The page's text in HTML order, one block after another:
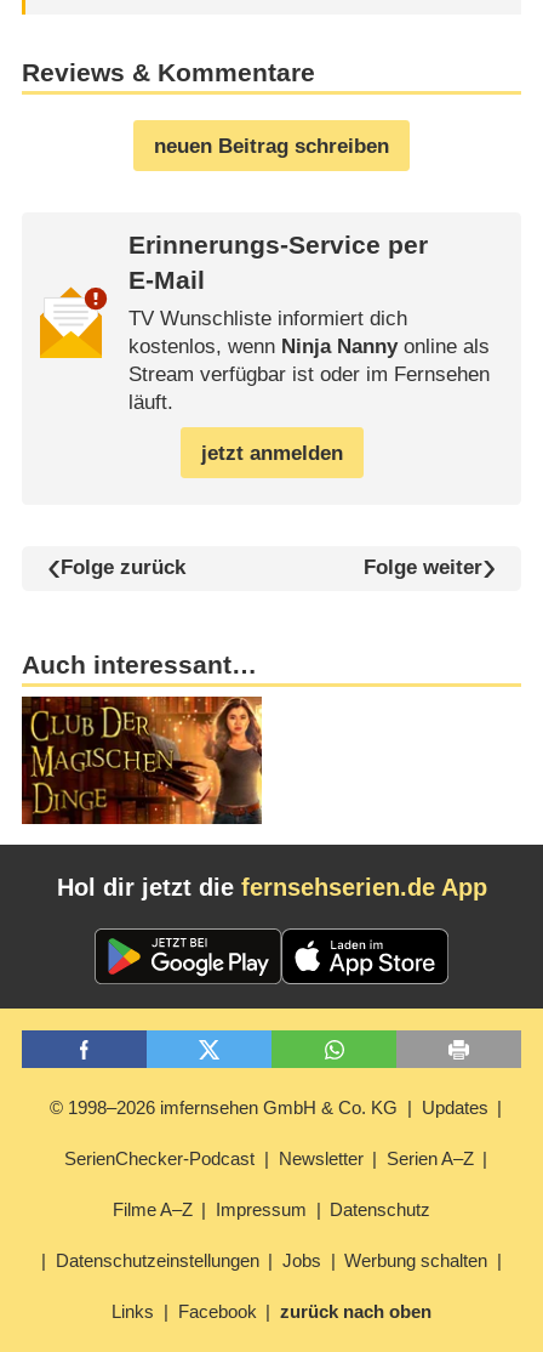
Reviews & Kommentare
neuen Beitrag schreiben
Erinnerungs-Service per
E-Mail
TV Wunschliste informiert dich
kostenlos, wenn Ninja Nannyonline als
Stream verfügbar ist oder im Fernsehen
läuft.
jetzt anmelden
Folge zurück Folge weiter
Auch interessant…
Hol dir jetzt die fernsehserien.de App
© 1998–2026 imfernsehen GmbH & Co. KG Updates
SerienChecker-Podcast Newsletter Serien A–Z
Filme A–Z Impressum Datenschutz
Datenschutzeinstellungen Jobs Werbung schalten
Links Facebook zurück nach oben